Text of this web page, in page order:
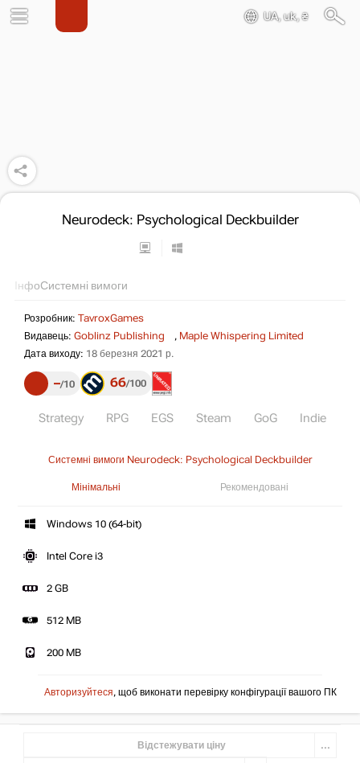
UA, uk, ₴
Neurodeck: Psychological Deckbuilder
ІнфоСистемні вимоги
Розробник: TavroxGames
Видавець: Goblinz Publishing , Maple Whispering Limited
Дата виходу: 18 березня 2021 р.
– 10 66 100
Strategy RPG EGS Steam GoG Indie
Системні вимоги Neurodeck: Psychological Deckbuilder
Мінімальні Рекомендовані
Windows 10 (64-bit)
Intel Core i3
2 GB
512 MB
200 MB
Авторизуйтеся, щоб виконати перевірку конфігурації вашого ПК
Відстежувати ціну ...